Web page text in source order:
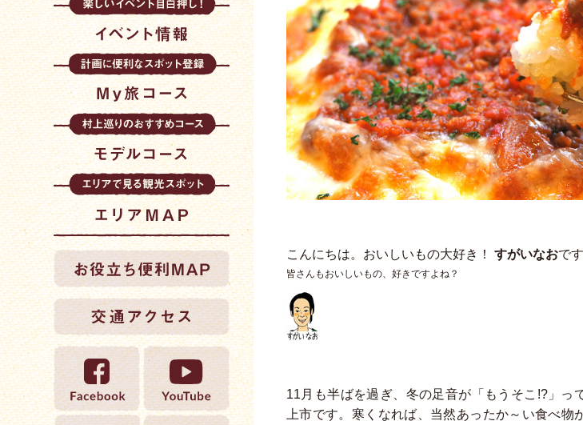
こんにちは。おいしいもの大好き！ すがいなおです
皆さんもおいしいもの、好きですよね？
11月も半ばを過ぎ、冬の足音が「もうそこ!?」っ
上市です。寒くなれば、当然あったか～い食べ